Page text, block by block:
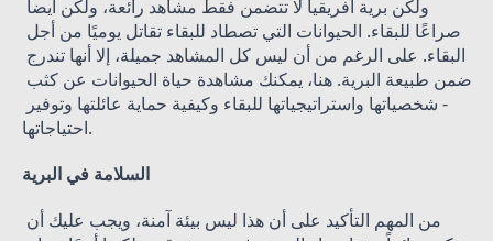
ولكن برية أفريقيا لا تتضمن فقط مشاهد رائعة، ولكن أيضاً
احتياجاتها.
السلامة في البرية